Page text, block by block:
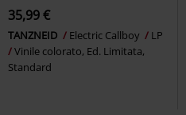
35,99 €
TANZNEID Electric Callboy
LP
Vinile colorato, Ed. Limitata,
Standard